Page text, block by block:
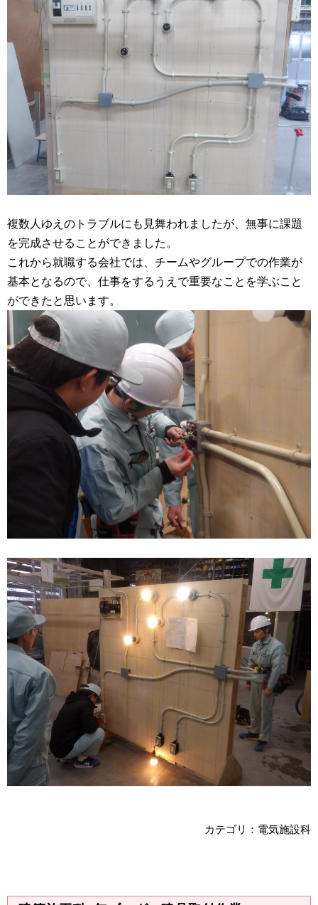
複数人ゆえのトラブルにも見舞われましたが、無事に課題
を完成させることができました。
これから就職する会社では、チームやグループでの作業が
基本となるので、仕事をするうえで重要なことを学ぶこと
ができたと思います。
カテゴリ：電気施設科